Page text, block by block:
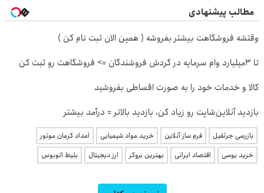
مطالب پیشنهادی
وقتشه فروشگاهت بیشتر بفروشه ( همین الان ثبت نام کن )
تا 3میلیارد وام سرمایه در گردش فروشندگان => فروشگاهت رو ثبت کن
کالا و خدمات خود را به صورت اقساطی بفروشید
بازدید آنلاین‌شاپت رو زیاد کن، بازدید بالاتر = درآمد بیشتر
بازرسی جرثقیل فرم ساز آنلاین خرید مواد شیمیایی
امداد کرمان موتور
خرید یوسی
اقتصاد ایرانی بهترین بروکر ارز دیجیتال بلیط اتوبوس